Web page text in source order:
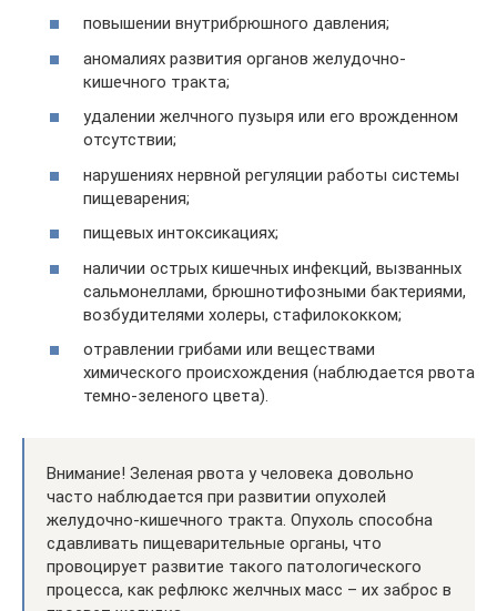
повышении внутрибрюшного давления;
аномалиях развития органов желудочно-
кишечного тракта;
удалении желчного пузыря или его врожденном
отсутствии;
нарушениях нервной регуляции работы системы
пищеварения;
пищевых интоксикациях;
наличии острых кишечных инфекций, вызванных
сальмонеллами, брюшнотифозными бактериями,
возбудителями холеры, стафилококком;
отравлении грибами или веществами
химического происхождения (наблюдается рвота
темно-зеленого цвета).
Внимание! Зеленая рвота у человека довольно
часто наблюдается при развитии опухолей
желудочно-кишечного тракта. Опухоль способна
сдавливать пищеварительные органы, что
провоцирует развитие такого патологического
процесса, как рефлюкс желчных масс – их заброс в